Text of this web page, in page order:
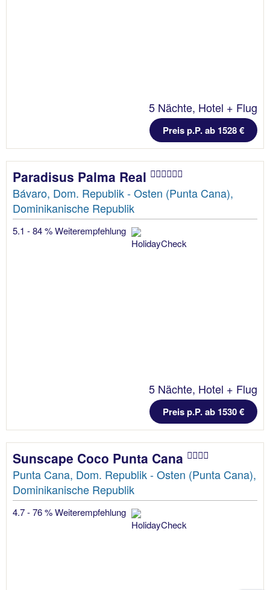
5 Nächte, Hotel + Flug
Preis p.P. ab 1528 €
Paradisus Palma Real
Bávaro, Dom. Republik - Osten (Punta Cana),
Dominikanische Republik
5.1 - 84 % Weiterempfehlung
5 Nächte, Hotel + Flug
Preis p.P. ab 1530 €
Sunscape Coco Punta Cana
Punta Cana, Dom. Republik - Osten (Punta Cana),
Dominikanische Republik
4.7 - 76 % Weiterempfehlung